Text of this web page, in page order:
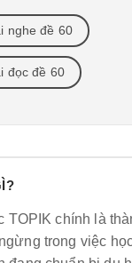
nghe đề 60
đọc đề 60
TOPIK chính là
trong việc